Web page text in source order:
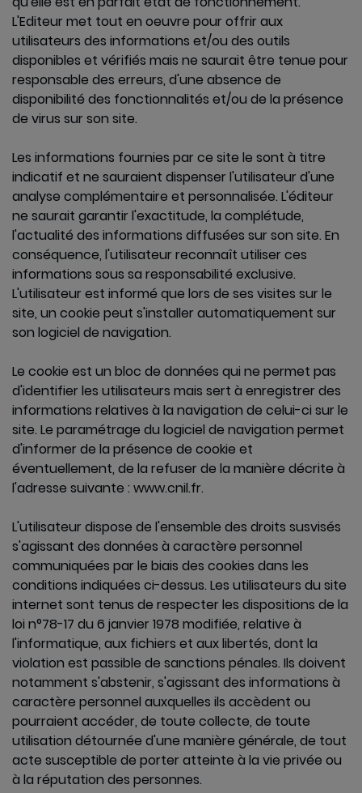
L'Editeur met tout en oeuvre pour offrir aux
utilisateurs des informations et/ou des outils
disponibles et vérifiés mais ne saurait être tenue pour
responsable des erreurs, d'une absence de
disponibilité des fonctionnalités et/ou de la présence
de virus sur son site.
Les informations fournies par ce site le sont à titre
indicatif et ne sauraient dispenser l'utilisateur d'une
analyse complémentaire et personnalisée. L'éditeur
ne saurait garantir l'exactitude, la complétude,
l'actualité des informations diffusées sur son site. En
conséquence, l'utilisateur reconnaît utiliser ces
informations sous sa responsabilité exclusive.
L'utilisateur est informé que lors de ses visites sur le
site, un cookie peut s'installer automatiquement sur
son logiciel de navigation.
Le cookie est un bloc de données qui ne permet pas
d'identifier les utilisateurs mais sert à enregistrer des
informations relatives à la navigation de celui-ci sur le
site. Le paramétrage du logiciel de navigation permet
d'informer de la présence de cookie et
éventuellement, de la refuser de la manière décrite à
l'adresse suivante : www.cnil.fr.
L'utilisateur dispose de l'ensemble des droits susvisés
s'agissant des données à caractère personnel
communiquées par le biais des cookies dans les
conditions indiquées ci-dessus. Les utilisateurs du site
internet sont tenus de respecter les dispositions de la
loi n°78-17 du 6 janvier 1978 modifiée, relative à
l'informatique, aux fichiers et aux libertés, dont la
violation est passible de sanctions pénales. Ils doivent
notamment s'abstenir, s'agissant des informations à
caractère personnel auxquelles ils accèdent ou
pourraient accéder, de toute collecte, de toute
utilisation détournée d'une manière générale, de tout
acte susceptible de porter atteinte à la vie privée ou
à la réputation des personnes.